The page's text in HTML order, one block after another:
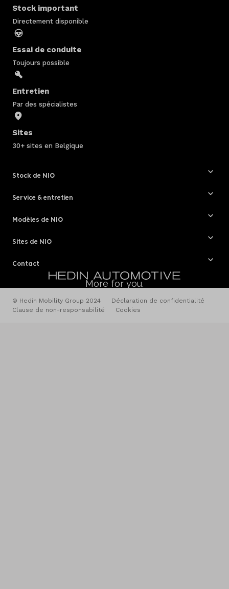
Stock important
Directement disponible
Essai de conduite
Toujours possible
Entretien
Par des spécialistes
Sites
30+ sites en Belgique
Stock de NIO
Service & entretien
Modèles de NIO
Sites de NIO
Contact
More for you.
© Hedin Mobility Group 2024
Déclaration de confidentialité
Clause de non-responsabilité
Cookies